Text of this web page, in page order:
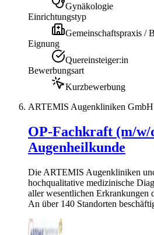
Gynäkologie
Einrichtungstyp
Gemeinschaftspraxis /
Eignung
Quereinsteiger:in
Bewerbungsart
Kurzbewerbung
ARTEMIS Augenkliniken GmbH
OP-Fachkraft (m/
Augenheilkunde
Die ARTEMIS Augenkliniken
hochqualitative medizinische
aller wesentlichen Erkrankungen
An über 140 Standorten